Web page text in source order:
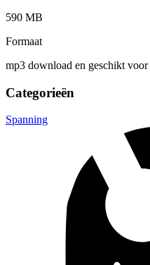
590 MB
Formaat
mp3 download en geschikt
Categorieën
Spanning